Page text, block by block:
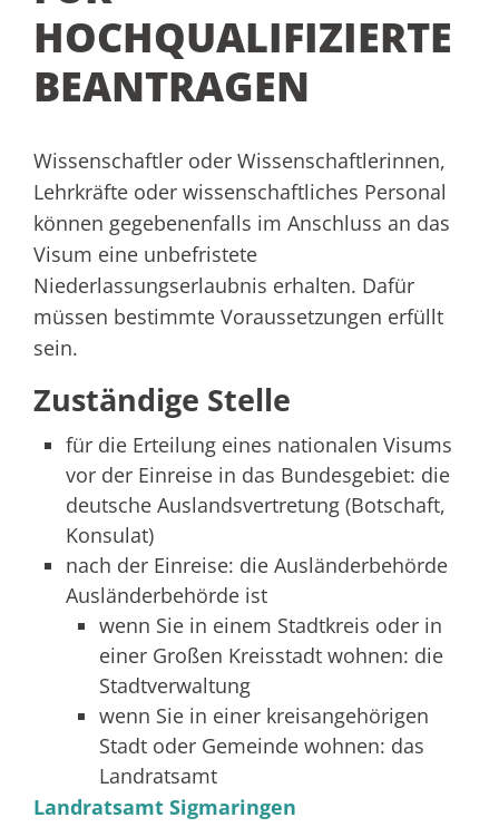
HOCHQUALIFIZIERTE
BEANTRAGEN
Wissenschaftler oder Wissenschaftlerinnen,
Lehrkräfte oder wissenschaftliches Personal
können gegebenenfalls im Anschluss an das
Visum eine unbefristete
Niederlassungserlaubnis erhalten. Dafür
müssen bestimmte Voraussetzungen erfüllt
sein.
Zuständige Stelle
für die Erteilung eines nationalen Visums
vor der Einreise in das Bundesgebiet: die
deutsche Auslandsvertretung (Botschaft,
Konsulat)
nach der Einreise: die Ausländerbehörde
Ausländerbehörde ist
wenn Sie in einem Stadtkreis oder in
einer Großen Kreisstadt wohnen: die
Stadtverwaltung
wenn Sie in einer kreisangehörigen
Stadt oder Gemeinde wohnen: das
Landratsamt
Landratsamt Sigmaringen